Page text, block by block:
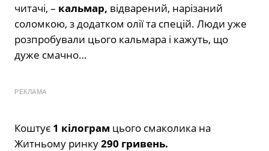
читачі, – кальмар, відварений, нарізаний
соломкою, з додатком олії та спецій. Люди уже
розпробували цього кальмара і кажуть, що
дуже смачно…
РЕКЛАМА
Коштує 1 кілограм цього смаколика на
Житньому ринку290 гривень.